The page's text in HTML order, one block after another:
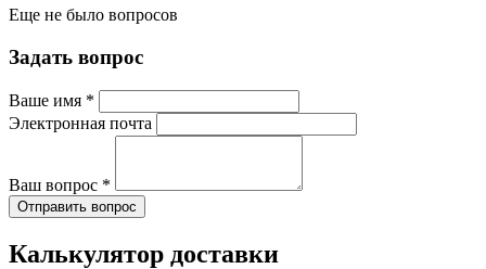
Еще не было вопросов
Задать вопрос
Ваше имя *
Электронная почта
Ваш вопрос *
Отправить вопрос
Калькулятор доставки